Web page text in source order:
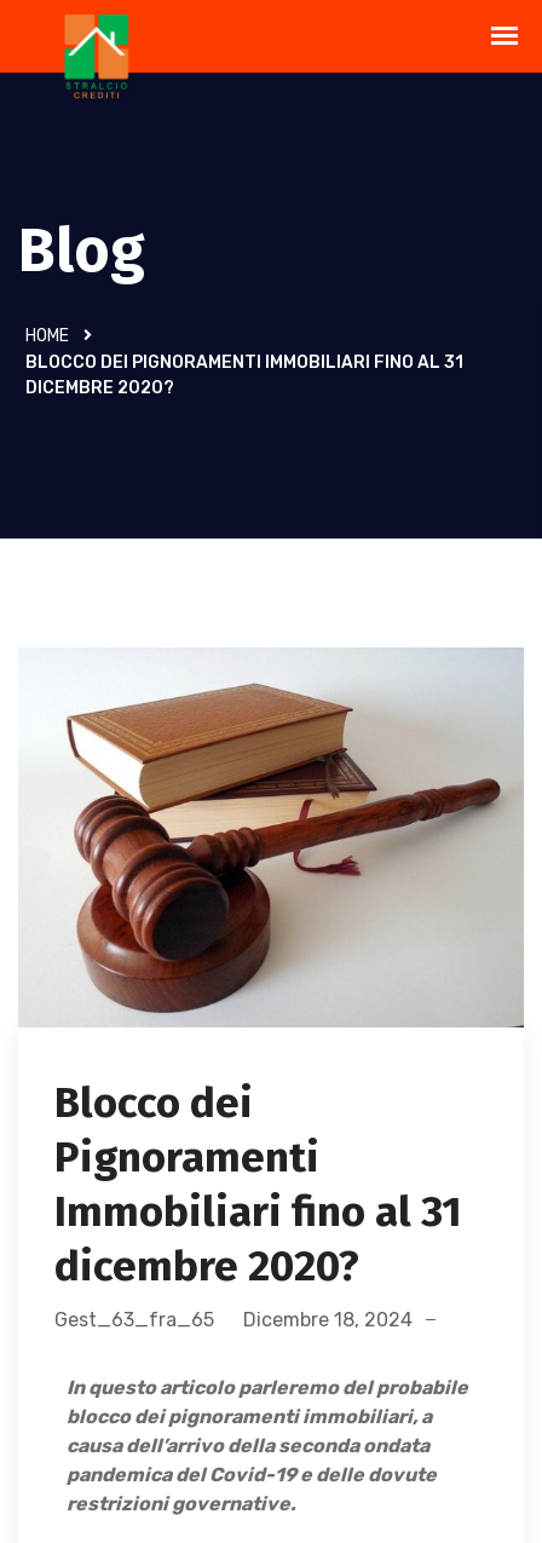
Blog
HOME
BLOCCO DEI PIGNORAMENTI IMMOBILIARI FINO AL 31
DICEMBRE 2020?
Blocco dei
Pignoramenti
Immobiliari fino al 31
dicembre 2020?
Gest_63_fra_65 Dicembre 18, 2024
In questo articolo parleremo del probabile
blocco dei pignoramenti immobiliari, a
causa dell’arrivo della seconda ondata
pandemica del Covid-19 e delle dovute
restrizioni governative.